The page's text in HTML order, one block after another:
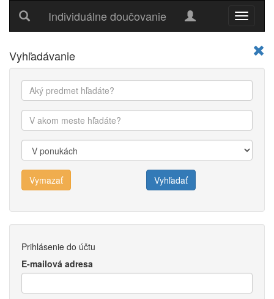
Hlavné
menu
Individuálne doučovanie
Vyhľadávanie
Vymazať Vyhľadať
Prihlásenie do účtu
E-mailová adresa